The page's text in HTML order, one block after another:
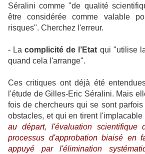
Séralini comme "de qualité
être considérée comme valable
risques". Cherchez l'erreur.
- Lacomplicité de l’Etat qui "utilise
quand cela l'arrange".
Ces critiques ont déjà été
l'étude de Gilles-Eric Séralini. Mais
fois de chercheurs qui se sont
obstacles, et qui en tirent
au départ, l'évaluation scientifique
processus d'approbation biaisé en
appuyé par l'élimination